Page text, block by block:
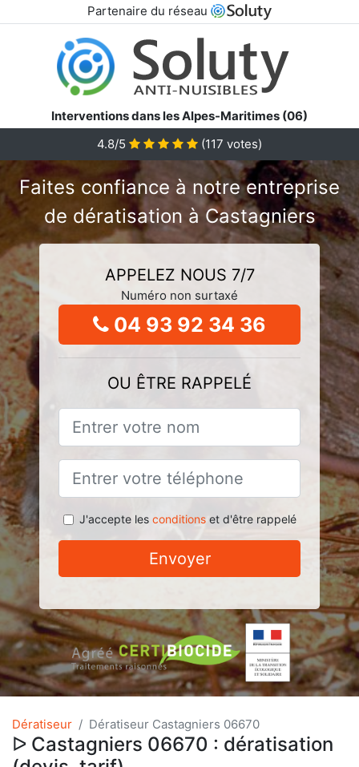
Partenaire du réseau
Interventions dans les Alpes-Maritimes (06)
4.8/5
(117 votes)
Faites confiance à notre entreprise
de dératisation à Castagniers
APPELEZ NOUS 7/7
Numéro non surtaxé
04 93 92 34 36
OU ÊTRE RAPPELÉ
J'accepte les conditionset d'être rappelé
Envoyer
Dératiseur Dératiseur Castagniers 06670
ᐅ Castagniers 06670 : dératisation